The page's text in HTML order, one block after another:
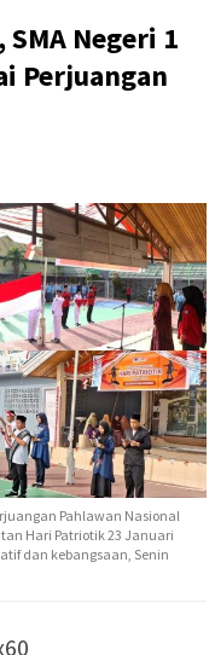
Negeri 1
Perjuangan
Pahlawan Nasional
Hari Patriotik 23 Januari
dan kebangsaan, Senin